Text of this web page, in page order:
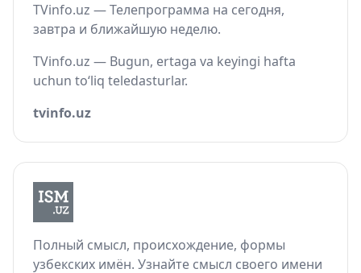
TVinfo.uz — Телепрограмма на сегодня,
завтра и ближайшую неделю.
TVinfo.uz — Bugun, ertaga va keyingi hafta
uchun to‘liq teledasturlar.
tvinfo.uz
Полный смысл, происхождение, формы
узбекских имён. Узнайте смысл своего имени